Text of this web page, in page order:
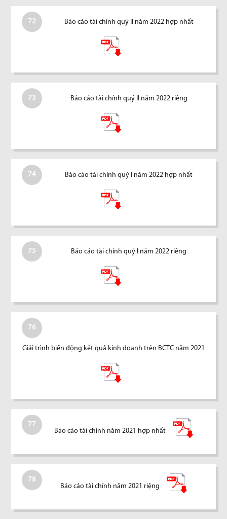
72 Báo cáo tài chính quý II năm 2022 hợp nhất
73 Báo cáo tài chính quý II năm 2022 riêng
74 Báo cáo tài chính quý I năm 2022 hợp nhất
75 Báo cáo tài chính quý I năm 2022 riêng
76
Giải trình biến động kết quả kinh doanh trên BCTC năm 2021
77
Báo cáo tài chính năm 2021 hợp nhất
78
Báo cáo tài chính năm 2021 riệng